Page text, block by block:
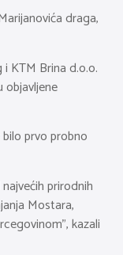
draga,
KTM Brina d.o.o.
objavljene
prvo probno
prirodnih
Mostara,
kazali